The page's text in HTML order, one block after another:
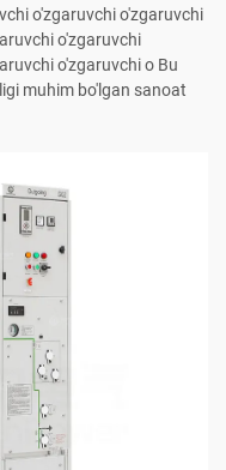
o'zgaruvchi o'zgaruvchi
o'zgaruvchi
o'zgaruvchi o Bu
muhim bo'lgan sanoat